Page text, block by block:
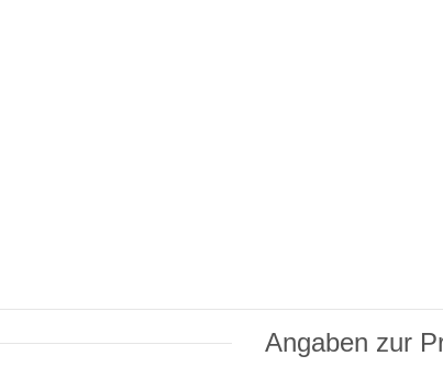
Angaben zur